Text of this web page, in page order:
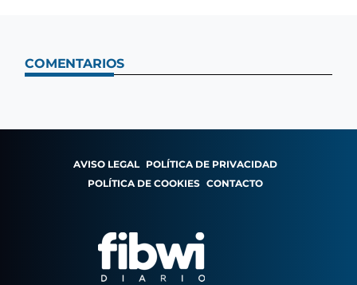
COMENTARIOS
AVISO LEGAL POLÍTICA DE PRIVACIDAD
POLÍTICA DE COOKIES CONTACTO